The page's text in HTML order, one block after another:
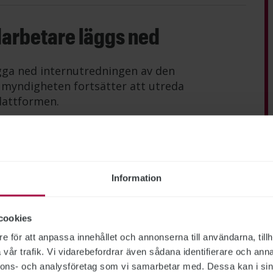
Information
för att anpassa innehållet och annonserna till användarna,
trafik. Vi vidarebefordrar även sådana identifierare och
och analysföretag som vi samarbetar med. Dessa kan i
läggs ned
ned internutredningen av den
fortsätter att utreda
tillbaka till jobbet
it-avdelning som varit arbetsbefriad under
till sitt arbete. Utredningen som rör
utredningen som gäller två andra anställda